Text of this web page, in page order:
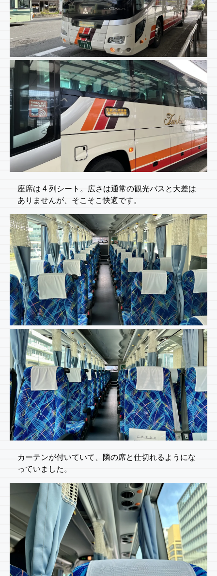
座席は 4 列シート。広さは通常の観光バスと大差は
ありませんが、そこそこ快適です。
カーテンが付いていて、隣の席と仕切れるようにな
っていました。